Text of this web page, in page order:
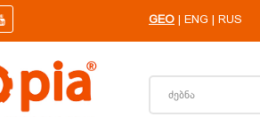
GEO | ENG | RUS